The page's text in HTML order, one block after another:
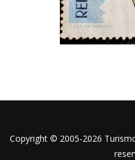
Copyright © 2005-2026